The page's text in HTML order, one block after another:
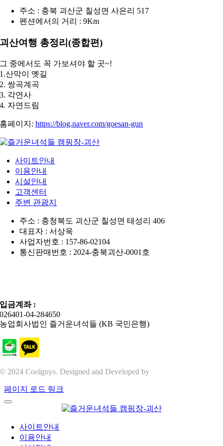
주소 : 충북 괴산군 칠성면 사은리 517
펜션에서의 거리 : 9Km
괴산여행 총정리(종합편)
그 중에서도 꼭 가보셔야 할 곳~!
1.산막이 옛길
2. 쌍곡계곡
3. 각연사
4. 자연드림
홈페이지:https://blog.naver.com/goesan-gun
사이트안내
이용안내
시설안내
고객센터
주변 관광지
주소 : 충청북도 괴산군 칠성면 태성리 406
대표자 : 서상욱
사업자번호 : 157-86-02104
통신판매번호 : 2024-충북괴산-0001호
입금계좌 :
026401-04-284650
농업회사법인 즐거운녀석들 (KB 국민은행)
© 2024 Coolguys. Designed and Developed by
페이지 로드 링크
사이트안내
이용안내